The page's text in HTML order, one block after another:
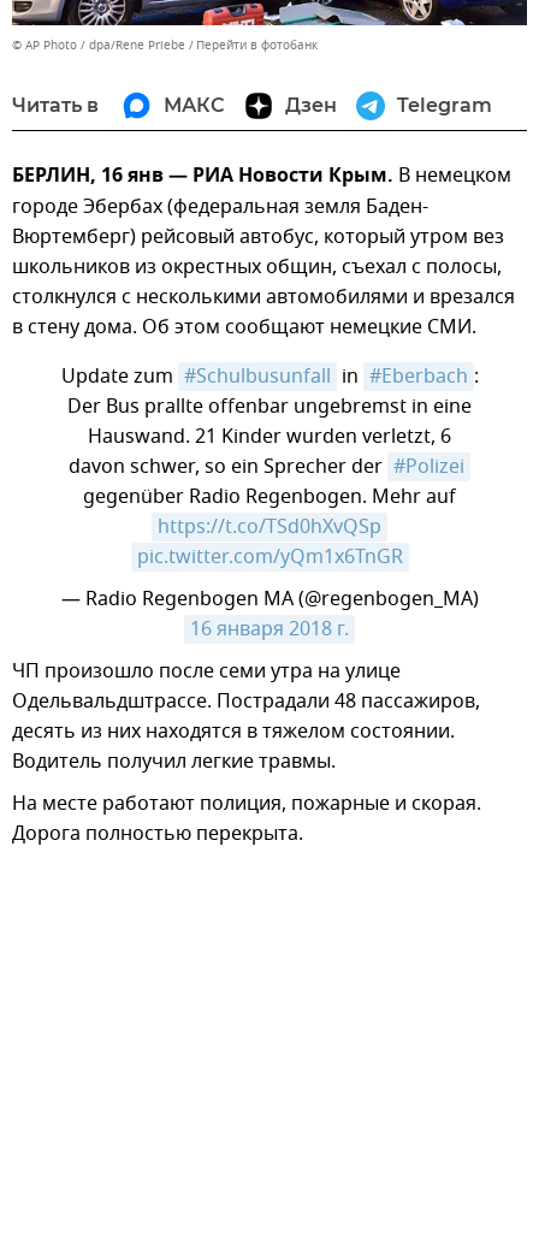
© AP Photo / dpa/Rene Priebe Перейти в фотобанк
Читать в МАКС Дзен Telegram
БЕРЛИН, 16 янв — РИА Новости Крым. В немецком
городе Эбербах (федеральная земля Баден-
Вюртемберг) рейсовый автобус, который утром вез
школьников из окрестных общин, съехал с полосы,
столкнулся с несколькими автомобилями и врезался
в стену дома. Об этом сообщают немецкие СМИ.
Update zum #Schulbusunfall in #Eberbach :
Der Bus prallte offenbar ungebremst in eine
Hauswand. 21 Kinder wurden verletzt, 6
davon schwer, so ein Sprecher der #Polizei
gegenüber Radio Regenbogen. Mehr auf
https://t.co/TSd0hXvQSp
pic.twitter.com/yQm1x6TnGR
— Radio Regenbogen MA (@regenbogen_MA)
16 января 2018 г.
​ЧП произошло после семи утра на улице
Одельвальдштрассе. Пострадали 48 пассажиров,
десять из них находятся в тяжелом состоянии.
Водитель получил легкие травмы.
На месте работают полиция, пожарные и скорая.
Дорога полностью перекрыта.